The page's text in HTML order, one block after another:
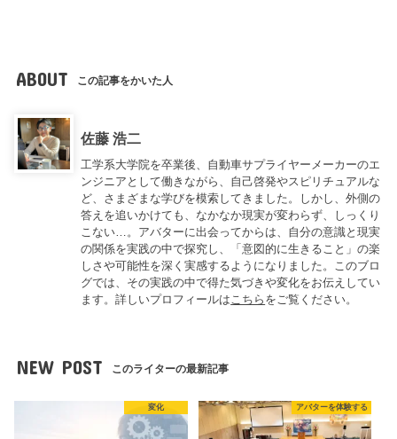
ABOUT この記事をかいた人
佐藤 浩二
工学系大学院を卒業後、自動車サプライヤーメーカーのエ
ンジニアとして働きながら、自己啓発やスピリチュアルな
ど、さまざまな学びを模索してきました。しかし、外側の
答えを追いかけても、なかなか現実が変わらず、しっくり
こない…。アバターに出会ってからは、自分の意識と現実
の関係を実践の中で探究し、「意図的に生きること」の楽
しさや可能性を深く実感するようになりました。このブロ
グでは、その実践の中で得た気づきや変化をお伝えしてい
ます。詳しいプロフィールは こちら をご覧ください。
NEW POST このライターの最新記事
変化 アバターを体験する